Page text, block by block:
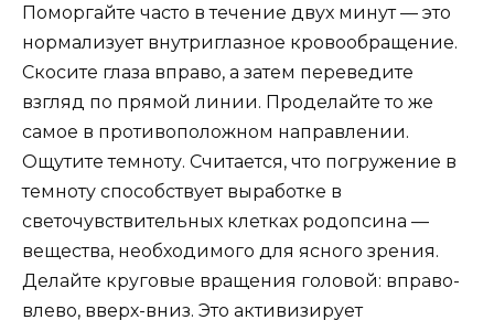
Поморгайте часто в течение двух минут — это
нормализует внутриглазное кровообращение.
Скосите глаза вправо, а затем переведите
взгляд по прямой линии. Проделайте то же
самое в противоположном направлении.
Ощутите темноту. Считается, что погружение в
темноту способствует выработке в
светочувствительных клетках родопсина —
вещества, необходимого для ясного зрения.
Делайте круговые вращения головой: вправо-
влево, вверх-вниз. Это активизирует